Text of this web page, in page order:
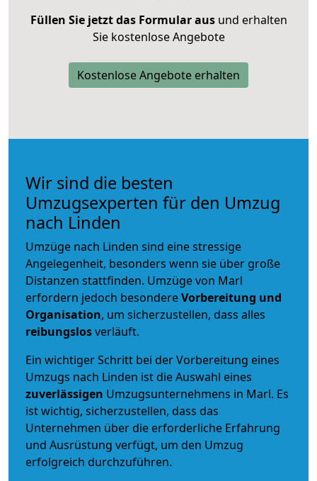
Füllen Sie jetzt das Formular ausund erhalten
Sie kostenlose Angebote
Kostenlose Angebote erhalten
Wir sind die besten
Umzugsexperten für den Umzug
nach Linden
Umzüge nach Linden sind eine stressige
Angelegenheit, besonders wenn sie über große
Distanzen stattfinden. Umzüge von Marl
erfordern jedoch besondereVorbereitung und
Organisation, um sicherzustellen, dass alles
reibungslosverläuft.
Ein wichtiger Schritt bei der Vorbereitung eines
Umzugs nach Linden ist die Auswahl eines
zuverlässigen Umzugsunternehmens in Marl. Es
ist wichtig, sicherzustellen, dass das
Unternehmen über die erforderliche Erfahrung
und Ausrüstung verfügt, um den Umzug
erfolgreich durchzuführen.